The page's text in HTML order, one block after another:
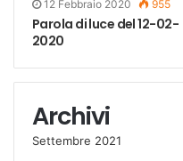
12 Febbraio 2020 955
Parola di luce del 12-02-
2020
Archivi
Settembre 2021